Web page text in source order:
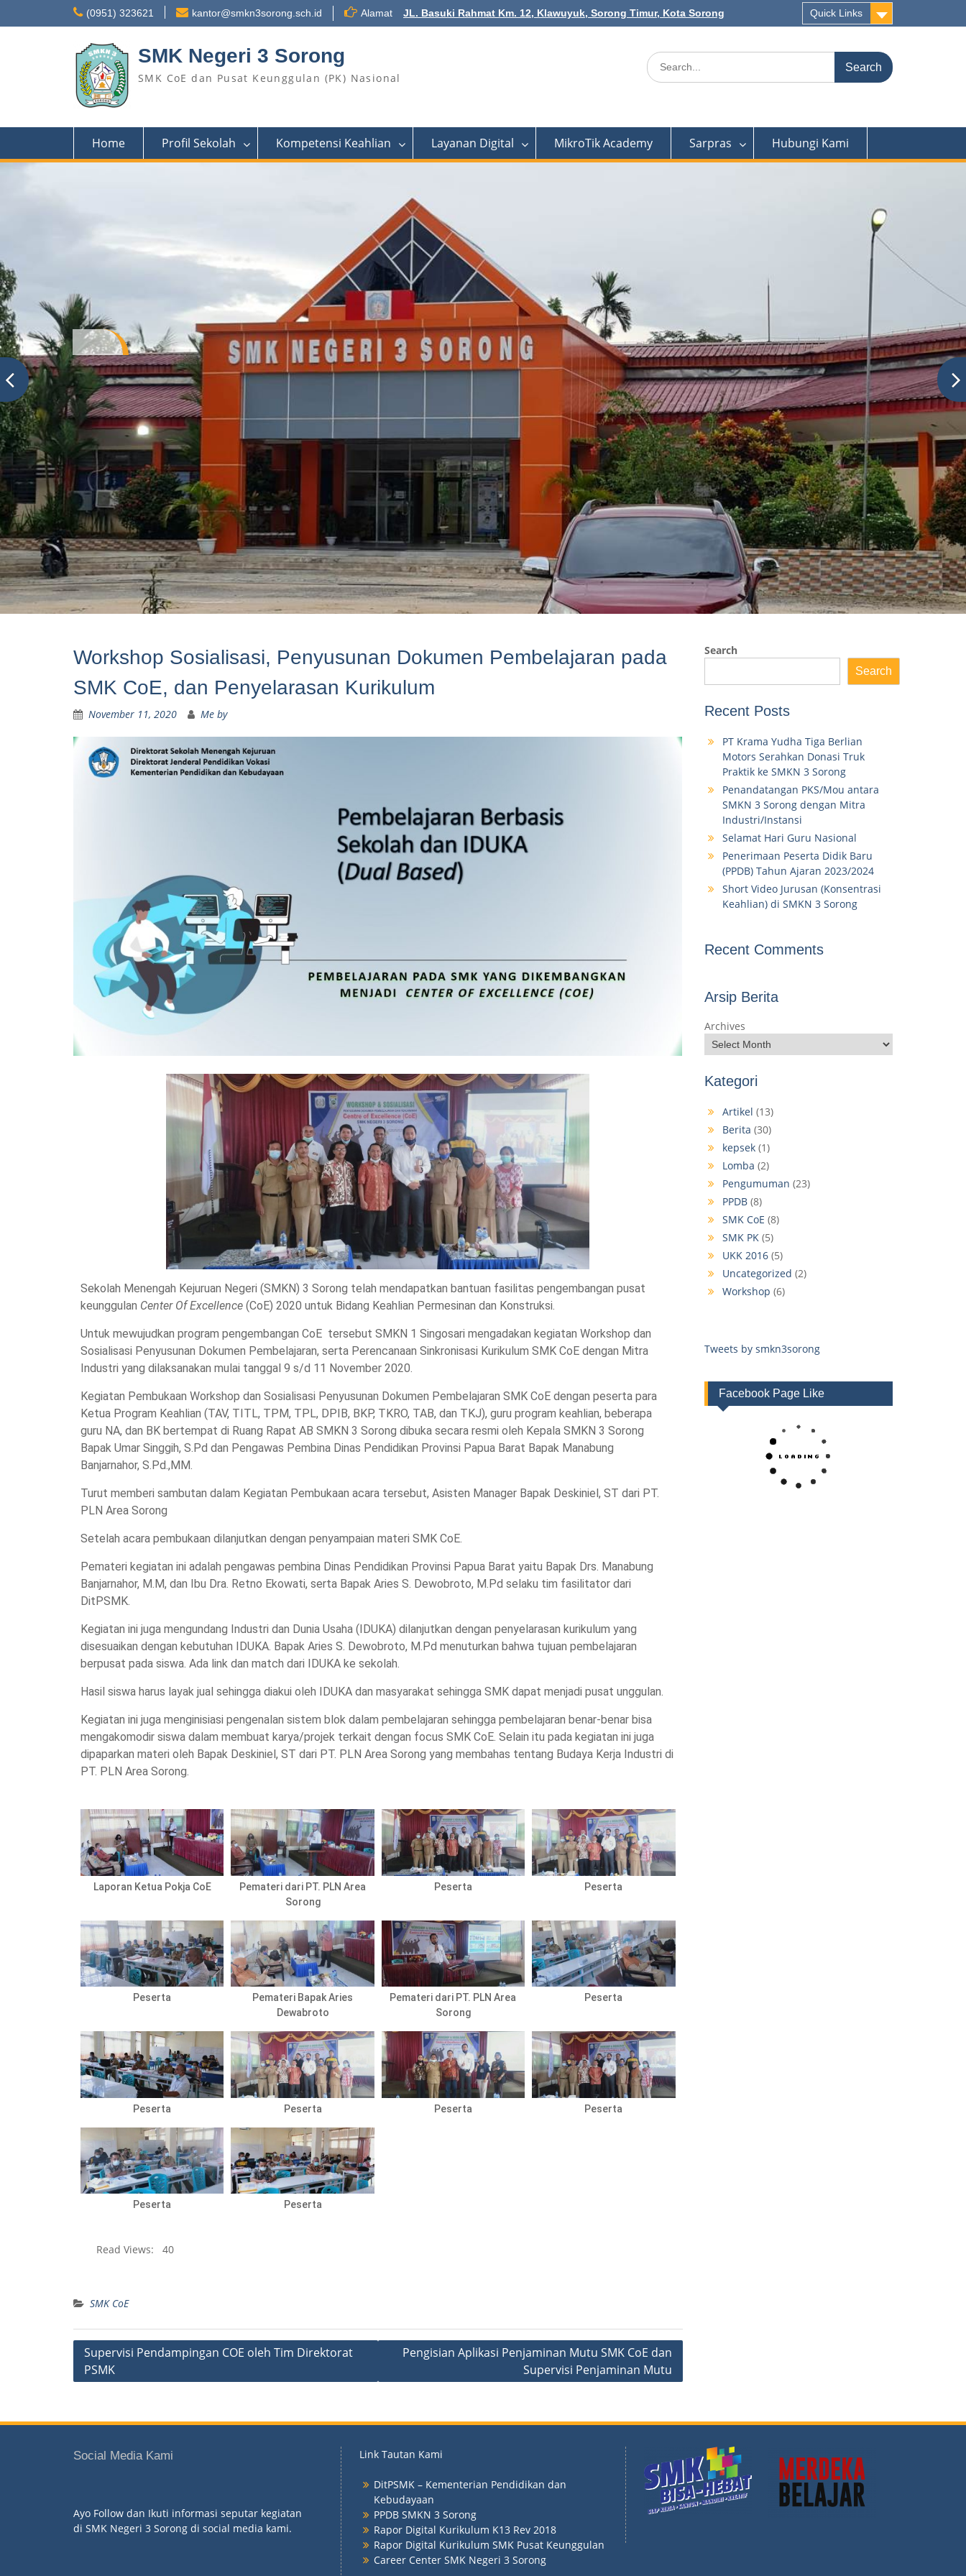
(0951) 323621 kantor@smkn3sorong.sch.id Alamat JL. Basuki Rahmat Km. 12, Klawuyuk, Sorong Timur, Kota Sorong Quick Links
SMK Negeri 3 Sorong
SMK CoE dan Pusat Keunggulan (PK) Nasional
Home Profil Sekolah Kompetensi Keahlian Layanan Digital MikroTik Academy Sarpras Hubungi Kami
Workshop Sosialisasi, Penyusunan Dokumen Pembelajaran pada
SMK CoE, dan Penyelarasan Kurikulum
November 11, 2020 Me by
Sekolah Menengah Kejuruan Negeri (SMKN) 3 Sorong telah mendapatkan bantuan fasilitas pengembangan pusat
keunggulan Center Of Excellence (CoE) 2020 untuk Bidang Keahlian Permesinan dan Konstruksi.
Untuk mewujudkan program pengembangan CoE tersebut SMKN 1 Singosari mengadakan kegiatan Workshop dan
Sosialisasi Penyusunan Dokumen Pembelajaran, serta Perencanaan Sinkronisasi Kurikulum SMK CoE dengan Mitra
Industri yang dilaksanakan mulai tanggal 9 s/d 11 November 2020.
Kegiatan Pembukaan Workshop dan Sosialisasi Penyusunan Dokumen Pembelajaran SMK CoE dengan peserta para
Ketua Program Keahlian (TAV, TITL, TPM, TPL, DPIB, BKP, TKRO, TAB, dan TKJ), guru program keahlian, beberapa
guru NA, dan BK bertempat di Ruang Rapat AB SMKN 3 Sorong dibuka secara resmi oleh Kepala SMKN 3 Sorong
Bapak Umar Singgih, S.Pd dan Pengawas Pembina Dinas Pendidikan Provinsi Papua Barat Bapak Manabung
Banjarnahor, S.Pd.,MM.
Turut memberi sambutan dalam Kegiatan Pembukaan acara tersebut, Asisten Manager Bapak Deskiniel, ST dari PT.
PLN Area Sorong
Setelah acara pembukaan dilanjutkan dengan penyampaian materi SMK CoE.
Pemateri kegiatan ini adalah pengawas pembina Dinas Pendidikan Provinsi Papua Barat yaitu Bapak Drs. Manabung
Banjarnahor, M.M, dan Ibu Dra. Retno Ekowati, serta Bapak Aries S. Dewobroto, M.Pd selaku tim fasilitator dari
DitPSMK.
Kegiatan ini juga mengundang Industri dan Dunia Usaha (IDUKA) dilanjutkan dengan penyelarasan kurikulum yang
disesuaikan dengan kebutuhan IDUKA. Bapak Aries S. Dewobroto, M.Pd menuturkan bahwa tujuan pembelajaran
berpusat pada siswa. Ada link dan match dari IDUKA ke sekolah.
Hasil siswa harus layak jual sehingga diakui oleh IDUKA dan masyarakat sehingga SMK dapat menjadi pusat unggulan.
Kegiatan ini juga menginisiasi pengenalan sistem blok dalam pembelajaran sehingga pembelajaran benar-benar bisa
mengakomodir siswa dalam membuat karya/projek terkait dengan focus SMK CoE. Selain itu pada kegiatan ini juga
dipaparkan materi oleh Bapak Deskiniel, ST dari PT. PLN Area Sorong yang membahas tentang Budaya Kerja Industri di
PT. PLN Area Sorong.
Laporan Ketua Pokja CoE
Pemateri dari PT. PLN Area
Sorong
Peserta Peserta
Peserta
Pemateri Bapak Aries
Dewabroto
Pemateri dari PT. PLN Area
Sorong
Peserta
Peserta Peserta Peserta Peserta
Peserta Peserta
Read Views: 40
SMK CoE
Supervisi Pendampingan COE oleh Tim Direktorat
PSMK
Pengisian Aplikasi Penjaminan Mutu SMK CoE dan
Supervisi Penjaminan Mutu
Search
Search
Recent Posts
PT Krama Yudha Tiga Berlian
Motors Serahkan Donasi Truk
Praktik ke SMKN 3 Sorong
Penandatangan PKS/Mou antara
SMKN 3 Sorong dengan Mitra
Industri/Instansi
Selamat Hari Guru Nasional
Penerimaan Peserta Didik Baru
(PPDB) Tahun Ajaran 2023/2024
Short Video Jurusan (Konsentrasi
Keahlian) di SMKN 3 Sorong
Recent Comments
Arsip Berita
Archives
Kategori
Artikel (13)
Berita (30)
kepsek(1)
Lomba (2)
Pengumuman (23)
PPDB(8)
SMK CoE (8)
SMK PK(5)
UKK 2016(5)
Uncategorized (2)
Workshop (6)
Tweets by smkn3sorong
Facebook Page Like
Social Media Kami
Ayo Follow dan Ikuti informasi seputar kegiatan
di SMK Negeri 3 Sorong di social media kami.
Link Tautan Kami
DitPSMK – Kementerian Pendidikan dan
Kebudayaan
PPDB SMKN 3 Sorong
Rapor Digital Kurikulum K13 Rev 2018
Rapor Digital Kurikulum SMK Pusat Keunggulan
Career Center SMK Negeri 3 Sorong